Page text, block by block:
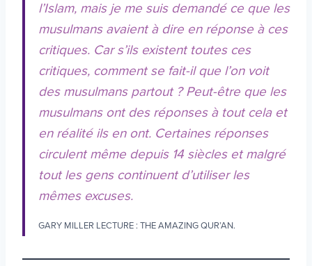
l’Islam, mais je me suis demandé ce que les
musulmans avaient à dire en réponse à ces
critiques. Car s’ils existent toutes ces
critiques, comment se fait-il que l’on voit
des musulmans partout ? Peut-être que les
musulmans ont des réponses à tout cela et
en réalité ils en ont. Certaines réponses
circulent même depuis 14 siècles et malgré
tout les gens continuent d’utiliser les
mêmes excuses.
GARY MILLER LECTURE : THE AMAZING QUR’AN.